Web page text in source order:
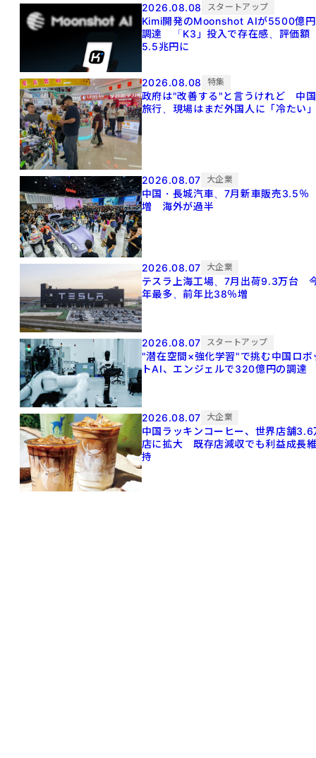
2026.08.08 スタートアップ
Kimi開発のMoonshot AIが5500億円
調達 「K3」投入で存在感、評価額
5.5兆円に
2026.08.08 特集
政府は"改善する"と言うけれど 中国
旅行、現場はまだ外国人に「冷たい
2026.08.07 大企業
中国・長城汽車、7月新車販売3.5％
増 海外が過半
2026.08.07 大企業
テスラ上海工場、7月出荷9.3万台
年最多、前年比38％増
2026.08.07 スタートアップ
"潜在空間×強化学習"で挑む中国ロボ
トAI、エンジェルで320億円の調達
2026.08.07 大企業
中国ラッキンコーヒー、世界店舗3.6
店に拡大 既存店減収でも利益成長
持